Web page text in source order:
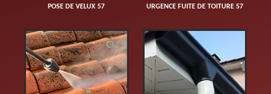
POSE DE VELUX 57 URGENCE FUITE DE TOITURE 57